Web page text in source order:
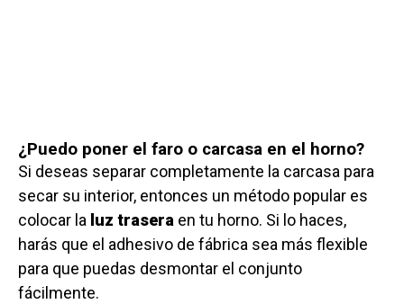
¿Puedo poner el faro o carcasa en el horno?
Si deseas separar completamente la carcasa para
secar su interior, entonces un método popular es
colocar la luz trasera en tu horno. Si lo haces,
harás que el adhesivo de fábrica sea más flexible
para que puedas desmontar el conjunto
fácilmente.